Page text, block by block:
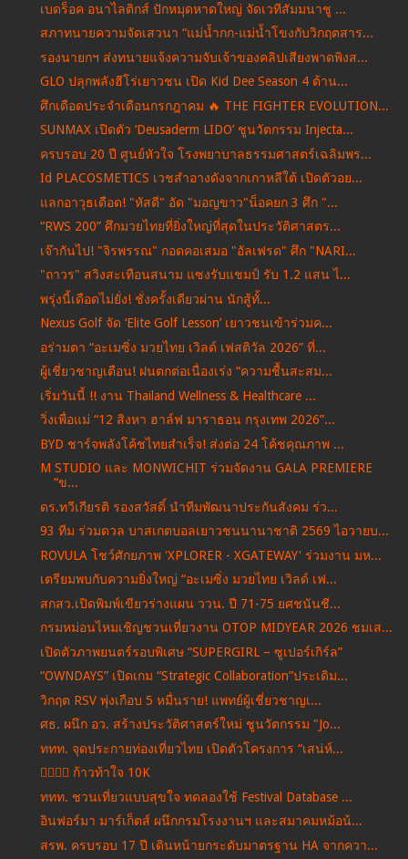
เบดร็อค อนาไลติกส์ ปักหมุดหาดใหญ่ จัดเวทีสัมมนาชู ...
สภาทนายความจัดเสวนา “แม่น้ำกก-แม่น้ำโขงกับวิกฤตสาร...
รองนายกฯ ส่งทนายแจ้งความจับเจ้าของคลิปเสียงพาดพิงส...
GLO ปลุกพลังฮีโร่เยาวชน เปิด Kid Dee Season 4 ต้าน...
ศึกเดือดประจำเดือนกรกฎาคม 🔥 THE FIGHTER EVOLUTION...
SUNMAX เปิดตัว ‘Deusaderm LIDO’ ชูนวัตกรรม Injecta...
ครบรอบ 20 ปี ศูนย์หัวใจ โรงพยาบาลธรรมศาสตร์เฉลิมพร...
Id PLACOSMETICS เวชสำอางดังจากเกาหลีใต้ เปิดตัวอย...
แลกอาวุธเดือด! "หัสดี" อัด "มอญขาว"น็อคยก 3 ศึก "...
“RWS 200” ศึกมวยไทยที่ยิ่งใหญ่ที่สุดในประวัติศาสตร...
เจ๊ากันไป! "จิรพรรณ" กอดคอเสมอ "อัลเฟรด" ศึก "NARI...
"ถาวร" สวิงสะเทือนสนาม แซงรับแชมป์ รับ 1.2 แสน ไ...
พรุ่งนี้เดือดไม่ยั่ง! ชั่งครั้งเดียวผ่าน นักสู้ทั้...
Nexus Golf จัด ‘Elite Golf Lesson’ เยาวชนเข้าร่วมค...
อร่ามตา “อะเมซิ่ง มวยไทย เวิลด์ เฟสติวัล 2026” ที่...
ผู้เชี่ยวชาญเตือน! ฝนตกต่อเนื่องเร่ง “ความชื้นสะสม...
เริ่มวันนี้ !! งาน Thailand Wellness & Healthcare ...
วิ่งเพื่อแม่ “12 สิงหา ฮาล์ฟ มาราธอน กรุงเทพ 2026”...
BYD ชาร์จพลังโค้ชไทยสำเร็จ! ส่งต่อ 24 โค้ชคุณภาพ ...
M STUDIO และ MONWICHIT ร่วมจัดงาน GALA PREMIERE
“ข...
ดร.ทวีเกียรติ รองสวัสดิ์ นำทีมพัฒนาประกันสังคม ร่ว...
93 ทีม ร่วมดวล บาสเกตบอลเยาวชนนานาชาติ 2569 ไอวายบ...
ROVULA โชว์ศักยภาพ 'XPLORER - XGATEWAY' ร่วมงาน มห...
เตรียมพบกับความยิ่งใหญ่ “อะเมซิ่ง มวยไทย เวิลด์ เฟ...
สกสว.เปิดพิมพ์เขียวร่างแผน ววน. ปี 71-75 ยศชนันชี...
กรมหม่อนไหมเชิญชวนเที่ยวงาน OTOP MIDYEAR 2026 ชมเส...
เปิดตัวภาพยนตร์รอบพิเศษ “SUPERGIRL – ซูเปอร์เกิร์ล”
“OWNDAYS” เปิดเกม “Strategic Collaboration”ประเดิม...
วิกฤต RSV พุ่งเกือบ 5 หมื่นราย! แพทย์ผู้เชี่ยวชาญเ...
ศธ. ผนึก อว. สร้างประวัติศาสตร์ใหม่ ชูนวัตกรรม "Jo...
ททท. จุดประกายท่องเที่ยวไทย เปิดตัวโครงการ “เสน่ห์...
🏃‍♂️🏃‍♀️ ก้าวท้าใจ 10K
ททท. ชวนเที่ยวแบบสุขใจ ทดลองใช้ Festival Database ...
อินฟอร์มา มาร์เก็ตส์ ผนึกกรมโรงงานฯ และสมาคมหม้อน้...
สรพ. ครบรอบ 17 ปี เดินหน้ายกระดับมาตรฐาน HA จากควา...